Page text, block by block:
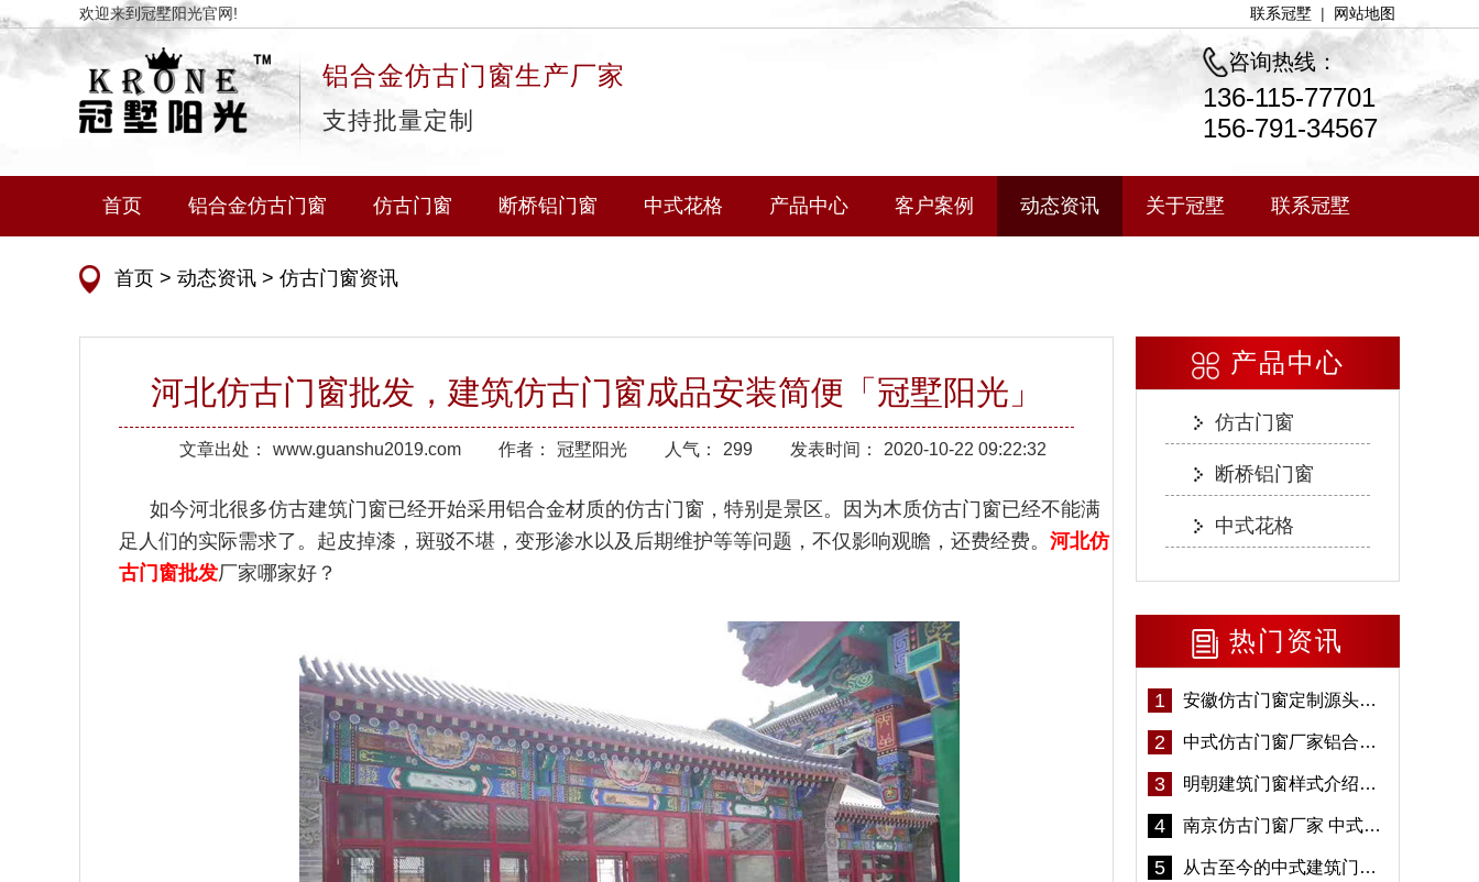
欢迎来到冠墅阳光官网! 联系冠墅 | 网站地图
铝合金仿古门窗生产厂家
支持批量定制
咨询热线：
136-115-77701
156-791-34567
首页 铝合金仿古门窗 仿古门窗 断桥铝门窗 中式花格 产品中心 客户案例 动态资讯 关于冠墅 联系冠墅
首页 > 动态资讯 > 仿古门窗资讯
河北仿古门窗批发，建筑仿古门窗成品安装简便「冠墅阳光」
文章出处： www.guanshu2019.com 作者： 冠墅阳光 人气： 299 发表时间： 2020-10-22 09:22:32
如今河北很多仿古建筑门窗已经开始采用铝合金材质的仿古门窗，特别是景区。因为木质仿古门窗已经不能满
足人们的实际需求了。起皮掉漆，斑驳不堪，变形渗水以及后期维护等等问题，不仅影响观瞻，还费经费。 河北仿
古门窗批发厂家哪家好？
产品中心
仿古门窗
断桥铝门窗
中式花格
热门资讯
1 安徽仿古门窗定制源头厂家 好打理免维护-冠墅阳光
2 中式仿古门窗厂家铝合金仿古门窗定制 5年质保
3 明朝建筑门窗样式介绍——冠墅阳光
4 南京仿古门窗厂家 中式仿古门窗定制 节能防水
5 从古至今的中式建筑门窗到底有多美「冠墅阳光」